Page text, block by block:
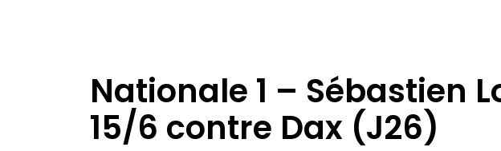
Nationale 1 – Sébastien
15/6 contre Dax (J26)